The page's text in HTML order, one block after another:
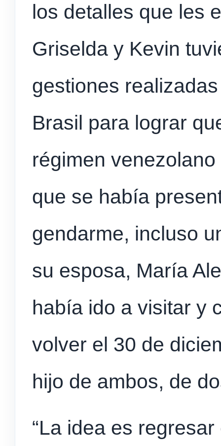
los detalles que les
Griselda y Kevin
gestiones
Brasil para lograr
régimen
que se había
gendarme, incluso
su esposa, María
había ido a visitar y
volver el 30 de
hijo de ambos, de
“La idea es